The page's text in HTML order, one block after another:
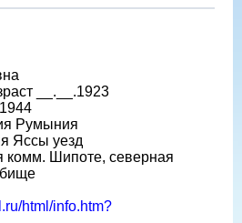
__.__.1923
Румыния
Яссы уезд
комм. Шипоте, северная
html/info.htm?